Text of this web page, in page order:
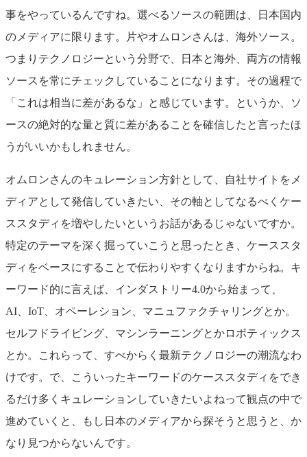
事をやっているんですね。選べるソースの範囲は、日本国内
のメディアに限ります。片やオムロンさんは、海外ソース。
つまりテクノロジーという分野で、日本と海外、両方の情報
ソースを常にチェックしていることになります。その過程で
「これは相当に差があるな」と感じています。というか、ソ
ースの絶対的な量と質に差があることを確信したと言ったほ
うがいいかもしれません。
オムロンさんのキュレーション方針として、自社サイトをメ
ディアとして発信していきたい、その軸としてなるべくケー
ススタディを増やしたいというお話があるじゃないですか。
特定のテーマを深く掘っていこうと思ったとき、ケーススタ
ディをベースにすることで伝わりやすくなりますからね。キ
ーワード的に言えば、インダストリー4.0から始まって、
AI、IoT、オペーレション、マニュファクチャリングとか。
セルフドライビング、マシンラーニングとかロボティックス
とか。これらって、すべからく最新テクノロジーの潮流なわ
けです。で、こういったキーワードのケーススタディをでき
るだけ多くキュレーションしていきたいよねって観点の中で
進めていくと、もし日本のメディアから探そうと思うと、か
なり見つからないんです。